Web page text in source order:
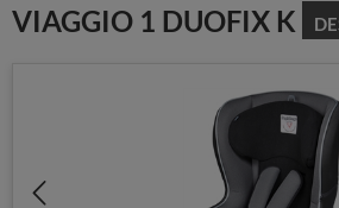
VIAGGIO 1 DUOFIX K